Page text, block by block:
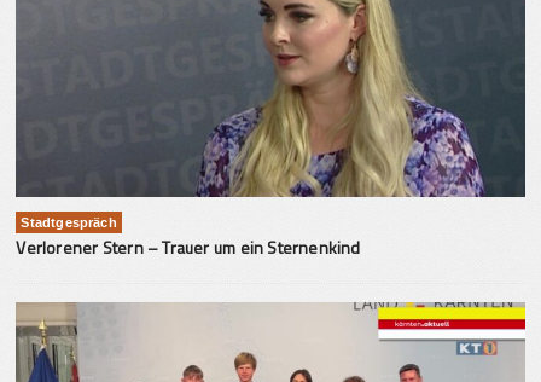
Stadtgespräch
Verlorener Stern – Trauer um ein Sternenkind